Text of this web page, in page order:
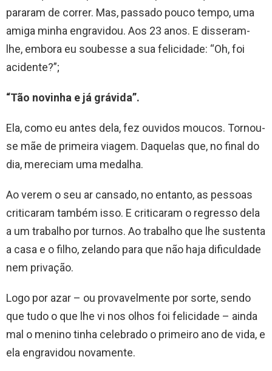
pararam de correr. Mas, passado pouco tempo, uma
amiga minha engravidou. Aos 23 anos. E disseram-
lhe, embora eu soubesse a sua felicidade: “Oh, foi
acidente?”;
“Tão novinha e já grávida”.
Ela, como eu antes dela, fez ouvidos moucos. Tornou-
se mãe de primeira viagem. Daquelas que, no final do
dia, mereciam uma medalha.
Ao verem o seu ar cansado, no entanto, as pessoas
criticaram também isso. E criticaram o regresso dela
a um trabalho por turnos. Ao trabalho que lhe sustenta
a casa e o filho, zelando para que não haja dificuldade
nem privação.
Logo por azar – ou provavelmente por sorte, sendo
que tudo o que lhe vi nos olhos foi felicidade – ainda
mal o menino tinha celebrado o primeiro ano de vida, e
ela engravidou novamente.